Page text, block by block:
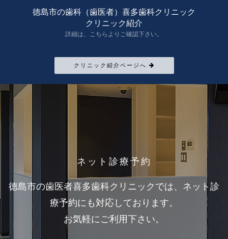
徳島市の歯科（歯医者）喜多歯科クリニック
クリニック紹介
詳細は、こちらよりご確認下さい。
クリニック紹介ページへ
ネット診療予約
徳島市の歯医者喜多歯科クリニックでは、ネット診
療予約にも対応しております。
お気軽にご利用下さい。